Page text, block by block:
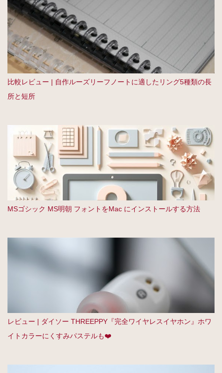
比較レビュー | 自作ルーズリーフノートに適したリング5種類の長
所と短所
MSゴシック MS明朝 フォントをMac にインストールする方法
レビュー | ダイソー THREEPPY『完全ワイヤレスイヤホン』ホワ
イトカラーにくすみパステルも❤️